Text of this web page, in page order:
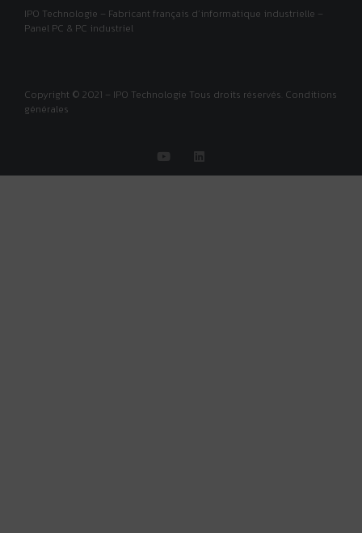
IPO Technologie – Fabricant français d’informatique industrielle –
Panel PC & PC industriel
Copyright © 2021 – IPO Technologie Tous droits réservés. Conditions
générales